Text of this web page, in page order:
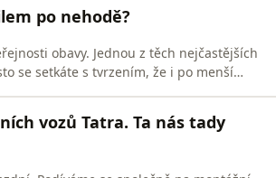
po nehodě?
obavy. Jednou z těch nejčastějších
se setkáte s tvrzením, že i po menší
vozů Tatra. Ta nás tady